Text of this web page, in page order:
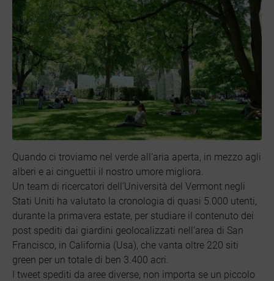
Quando ci troviamo nel verde all’aria aperta, in mezzo agli
alberi e ai cinguettii il nostro umore migliora.
Un team di ricercatori dell’Università del Vermont negli
Stati Uniti ha valutato la cronologia di quasi 5.000 utenti,
durante la primavera estate, per studiare il contenuto dei
post spediti dai giardini geolocalizzati nell’area di San
Francisco, in California (Usa), che vanta oltre 220 siti
green per un totale di ben 3.400 acri.
I tweet spediti da aree diverse, non importa se un piccolo